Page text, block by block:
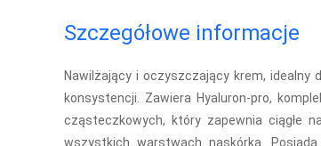
Szczegółowe informacje
Nawilżający i oczyszczający krem, idealny
konsystencji. Zawiera Hyaluron-pro,
cząsteczkowych, który zapewnia ciągłe
wszystkich warstwach naskórka.